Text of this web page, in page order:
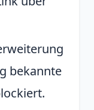
bekannte